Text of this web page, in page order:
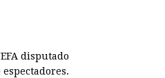
disputado